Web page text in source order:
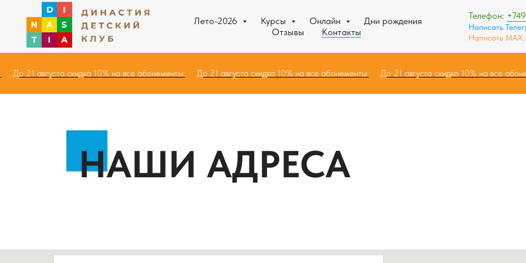
Лето-2026 Курсы Онлайн
Дни рождения
Отзывы
Контакты
Телефон:
Написать
Написать MAX:
До 21 августа скидка 10% на все абонементы. До 21 августа скидка 10% на все абонементы. До 21 августа скидка 10% на все
НАШИ АДРЕСА